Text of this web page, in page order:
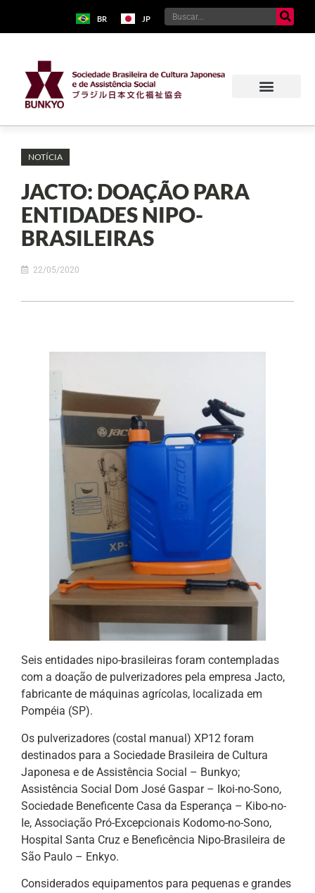
BR JP
NOTÍCIA
JACTO: DOAÇÃO PARA
ENTIDADES NIPO-
BRASILEIRAS
22/05/2020
Seis entidades nipo-brasileiras foram contempladas
com a doação de pulverizadores pela empresa Jacto,
fabricante de máquinas agrícolas, localizada em
Pompéia (SP).
Os pulverizadores (costal manual) XP12 foram
destinados para a Sociedade Brasileira de Cultura
Japonesa e de Assistência Social – Bunkyo;
Assistência Social Dom José Gaspar – Ikoi-no-Sono,
Sociedade Beneficente Casa da Esperança – Kibo-no-
Ie, Associação Pró-Excepcionais Kodomo-no-Sono,
Hospital Santa Cruz e Beneficência Nipo-Brasileira de
São Paulo – Enkyo.
Considerados equipamentos para pequenas e grandes